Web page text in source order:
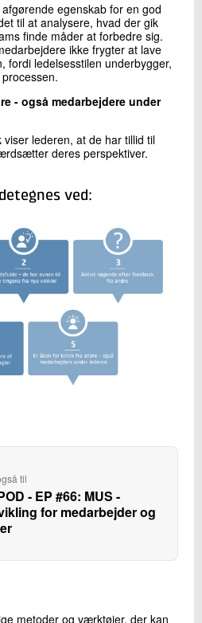
egenskab for en god
til at analysere, hvad der gik
finde måder at forbedre sig.
ikke frygter at lave
fordi ledelsesstilen underbygger,
- også medarbejdere under
lederen, at de har tillid til
deres perspektiver.
ved:
til
- EP #66: MUS -
for medarbejder og
metoder og værktøjer, der kan